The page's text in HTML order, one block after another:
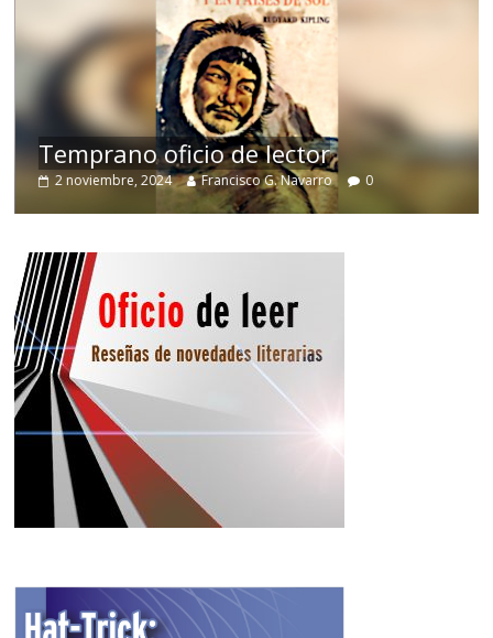
Temprano oficio de lector
2 noviembre, 2024 Francisco G. Navarro 0